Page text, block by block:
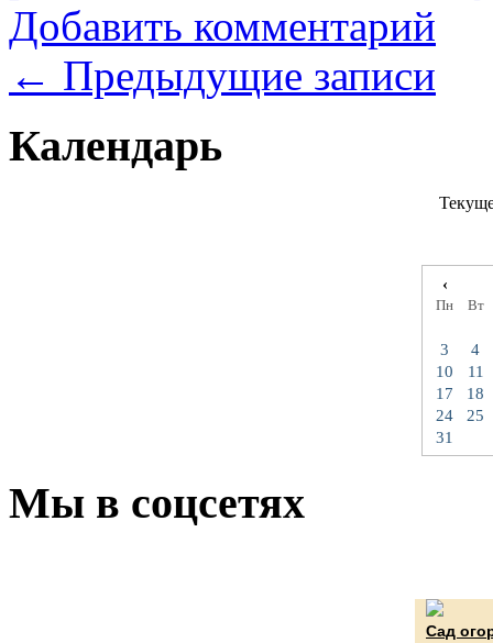
Добавить комментарий
← Предыдущие записи
Календарь
‹
Пн Вт
3
4
10
11
17
18
24
25
31
Мы в соцсетях
Сад